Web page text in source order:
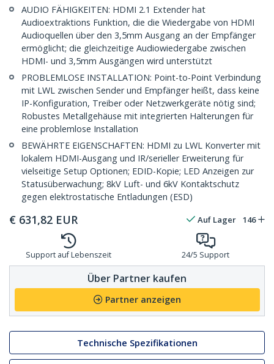
AUDIO FÄHIGKEITEN: HDMI 2.1 Extender hat
Audioextraktions Funktion, die die Wiedergabe von HDMI
Audioquellen über den 3,5mm Ausgang an der Empfänger
ermöglicht; die gleichzeitige Audiowiedergabe zwischen
HDMI- und 3,5mm Ausgängen wird unterstützt
PROBLEMLOSE INSTALLATION: Point-to-Point Verbindung
mit LWL zwischen Sender und Empfänger heißt, dass keine
IP-Konfiguration, Treiber oder Netzwerkgeräte nötig sind;
Robustes Metallgehäuse mit integrierten Halterungen für
eine problemlose Installation
BEWÄHRTE EIGENSCHAFTEN: HDMI zu LWL Konverter mit
lokalem HDMI-Ausgang und IR/serieller Erweiterung für
vielseitige Setup Optionen; EDID-Kopie; LED Anzeigen zur
Statusüberwachung; 8kV Luft- und 6kV Kontaktschutz
gegen elektrostatische Entladungen (ESD)
€ 631,82 EUR Auf Lager 146
Support auf Lebenszeit 24/5 Support
Über Partner kaufen
Partner anzeigen
Technische Spezifikationen